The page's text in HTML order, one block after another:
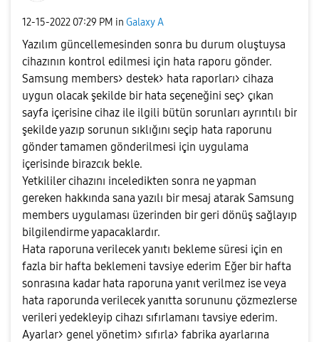
‎12-15-2022 07:29 PM in Galaxy A
Yazılım güncellemesinden sonra bu durum oluştuysa
cihazının kontrol edilmesi için hata raporu gönder.
Samsung members> destek> hata raporları> cihaza
uygun olacak şekilde bir hata seçeneğini seç> çıkan
sayfa içerisine cihaz ile ilgili bütün sorunları ayrıntılı bir
şekilde yazıp sorunun sıklığını seçip hata raporunu
gönder tamamen gönderilmesi için uygulama
içerisinde birazcık bekle.
Yetkililer cihazını inceledikten sonra ne yapman
gereken hakkında sana yazılı bir mesaj atarak Samsung
members uygulaması üzerinden bir geri dönüş sağlayıp
bilgilendirme yapacaklardır.
Hata raporuna verilecek yanıtı bekleme süresi için en
fazla bir hafta beklemeni tavsiye ederim Eğer bir hafta
sonrasına kadar hata raporuna yanıt verilmez ise veya
hata raporunda verilecek yanıtta sorununu çözmezlerse
verileri yedekleyip cihazı sıfırlamanı tavsiye ederim.
Ayarlar> genel yönetim> sıfırla> fabrika ayarlarına